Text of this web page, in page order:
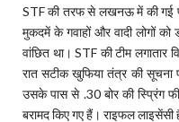
STF की तरफ से लखनऊ में की गई
मुकदमें के गवाहों और वादी लोगों
वांछित था। STF की टीम
रात सटीक खुफिया तंत्र की सूचना
उसके पास से .30 बोर की स्प्रिंग
बरामद किए गए हैं। राइफल लाइसेंसी